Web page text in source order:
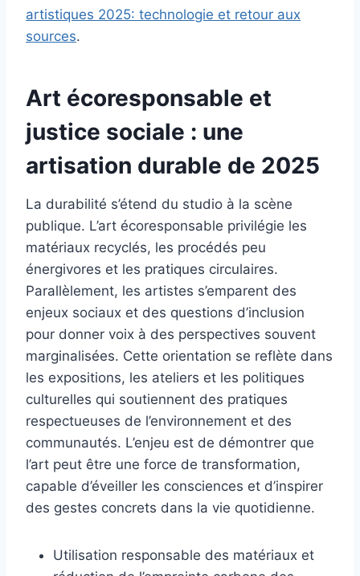
artistiques 2025: technologie et retour aux
sources.
Art écoresponsable et
justice sociale : une
artisation durable de 2025
La durabilité s’étend du studio à la scène
publique. L’art écoresponsable privilégie les
matériaux recyclés, les procédés peu
énergivores et les pratiques circulaires.
Parallèlement, les artistes s’emparent des
enjeux sociaux et des questions d’inclusion
pour donner voix à des perspectives souvent
marginalisées. Cette orientation se reflète dans
les expositions, les ateliers et les politiques
culturelles qui soutiennent des pratiques
respectueuses de l’environnement et des
communautés. L’enjeu est de démontrer que
l’art peut être une force de transformation,
capable d’éveiller les consciences et d’inspirer
des gestes concrets dans la vie quotidienne.
Utilisation responsable des matériaux et